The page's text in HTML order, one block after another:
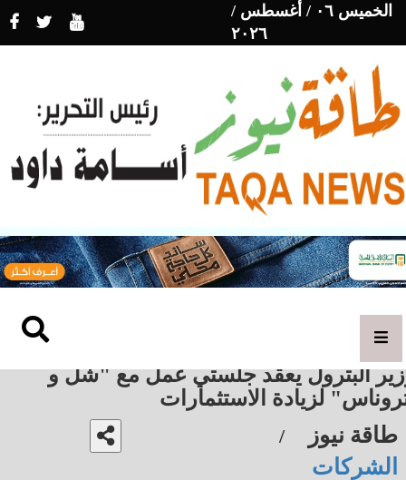
الخميس ٠٦ / أغسطس /
٢٠٢٦
البترول يعقد جلستي عمل مع "شل و
لزيادة الاستثمارات
طاقة نيوز /
الشركات